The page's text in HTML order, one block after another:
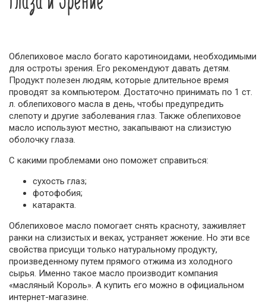
Облепиховое масло богато каротиноидами, необходимыми
для остроты зрения. Его рекомендуют давать детям.
Продукт полезен людям, которые длительное время
проводят за компьютером. Достаточно принимать по 1 ст.
л. облепихового масла в день, чтобы предупредить
слепоту и другие заболевания глаз. Также облепиховое
масло используют местно, закапывают на слизистую
оболочку глаза.
С какими проблемами оно поможет справиться:
сухость глаз;
фотофобия;
катаракта.
Облепиховое масло помогает снять красноту, заживляет
ранки на слизистых и веках, устраняет жжение. Но эти все
свойства присущи только натуральному продукту,
произведенному путем прямого отжима из холодного
сырья. Именно такое масло производит компания
«масляный Король». А купить его можно в официальном
интернет-магазине.